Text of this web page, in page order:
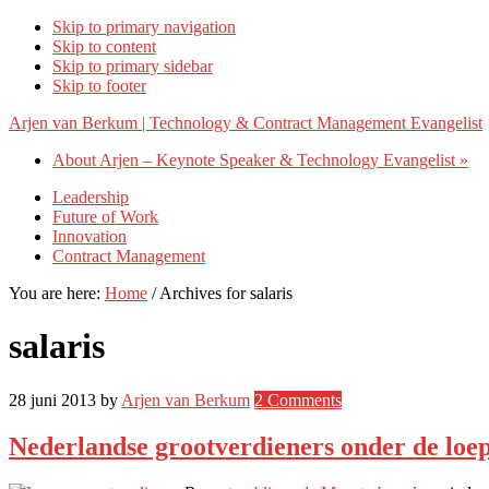
Skip to primary navigation
Skip to content
Skip to primary sidebar
Skip to footer
Arjen van Berkum | Technology & Contract Management Evangelist
About Arjen – Keynote Speaker & Technology Evangelist »
Leadership
Future of Work
Innovation
Contract Management
You are here: Home /Archives for salaris
salaris
28 juni 2013 by Arjen van Berkum 2 Comments
Nederlandse grootverdieners onder de